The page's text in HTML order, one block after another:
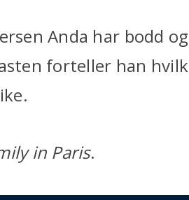
Anda har bodd
forteller han
in Paris.